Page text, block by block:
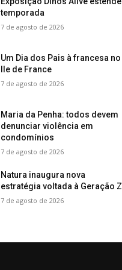
temporada
7 de agosto de 2026
Um Dia dos Pais à francesa no
Ile de France
7 de agosto de 2026
Maria da Penha: todos devem
denunciar violência em
condomínios
7 de agosto de 2026
Natura inaugura nova
estratégia voltada à Geração Z
7 de agosto de 2026